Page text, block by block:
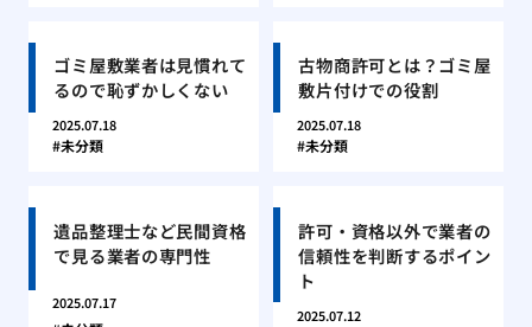
ゴミ屋敷業者は見慣れて
るので恥ずかしくない
2025.07.18
未分類
古物商許可とは？ゴミ屋
敷片付けでの役割
2025.07.18
未分類
遺品整理士など民間資格
で見る業者の専門性
2025.07.17
許可・資格以外で業者の
信頼性を判断するポイン
ト
2025.07.12